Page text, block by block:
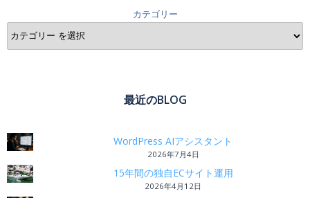
カテゴリー
最近のBLOG
WordPress AIアシスタント
2026年7月4日
15年間の独自ECサイト運用
2026年4月12日